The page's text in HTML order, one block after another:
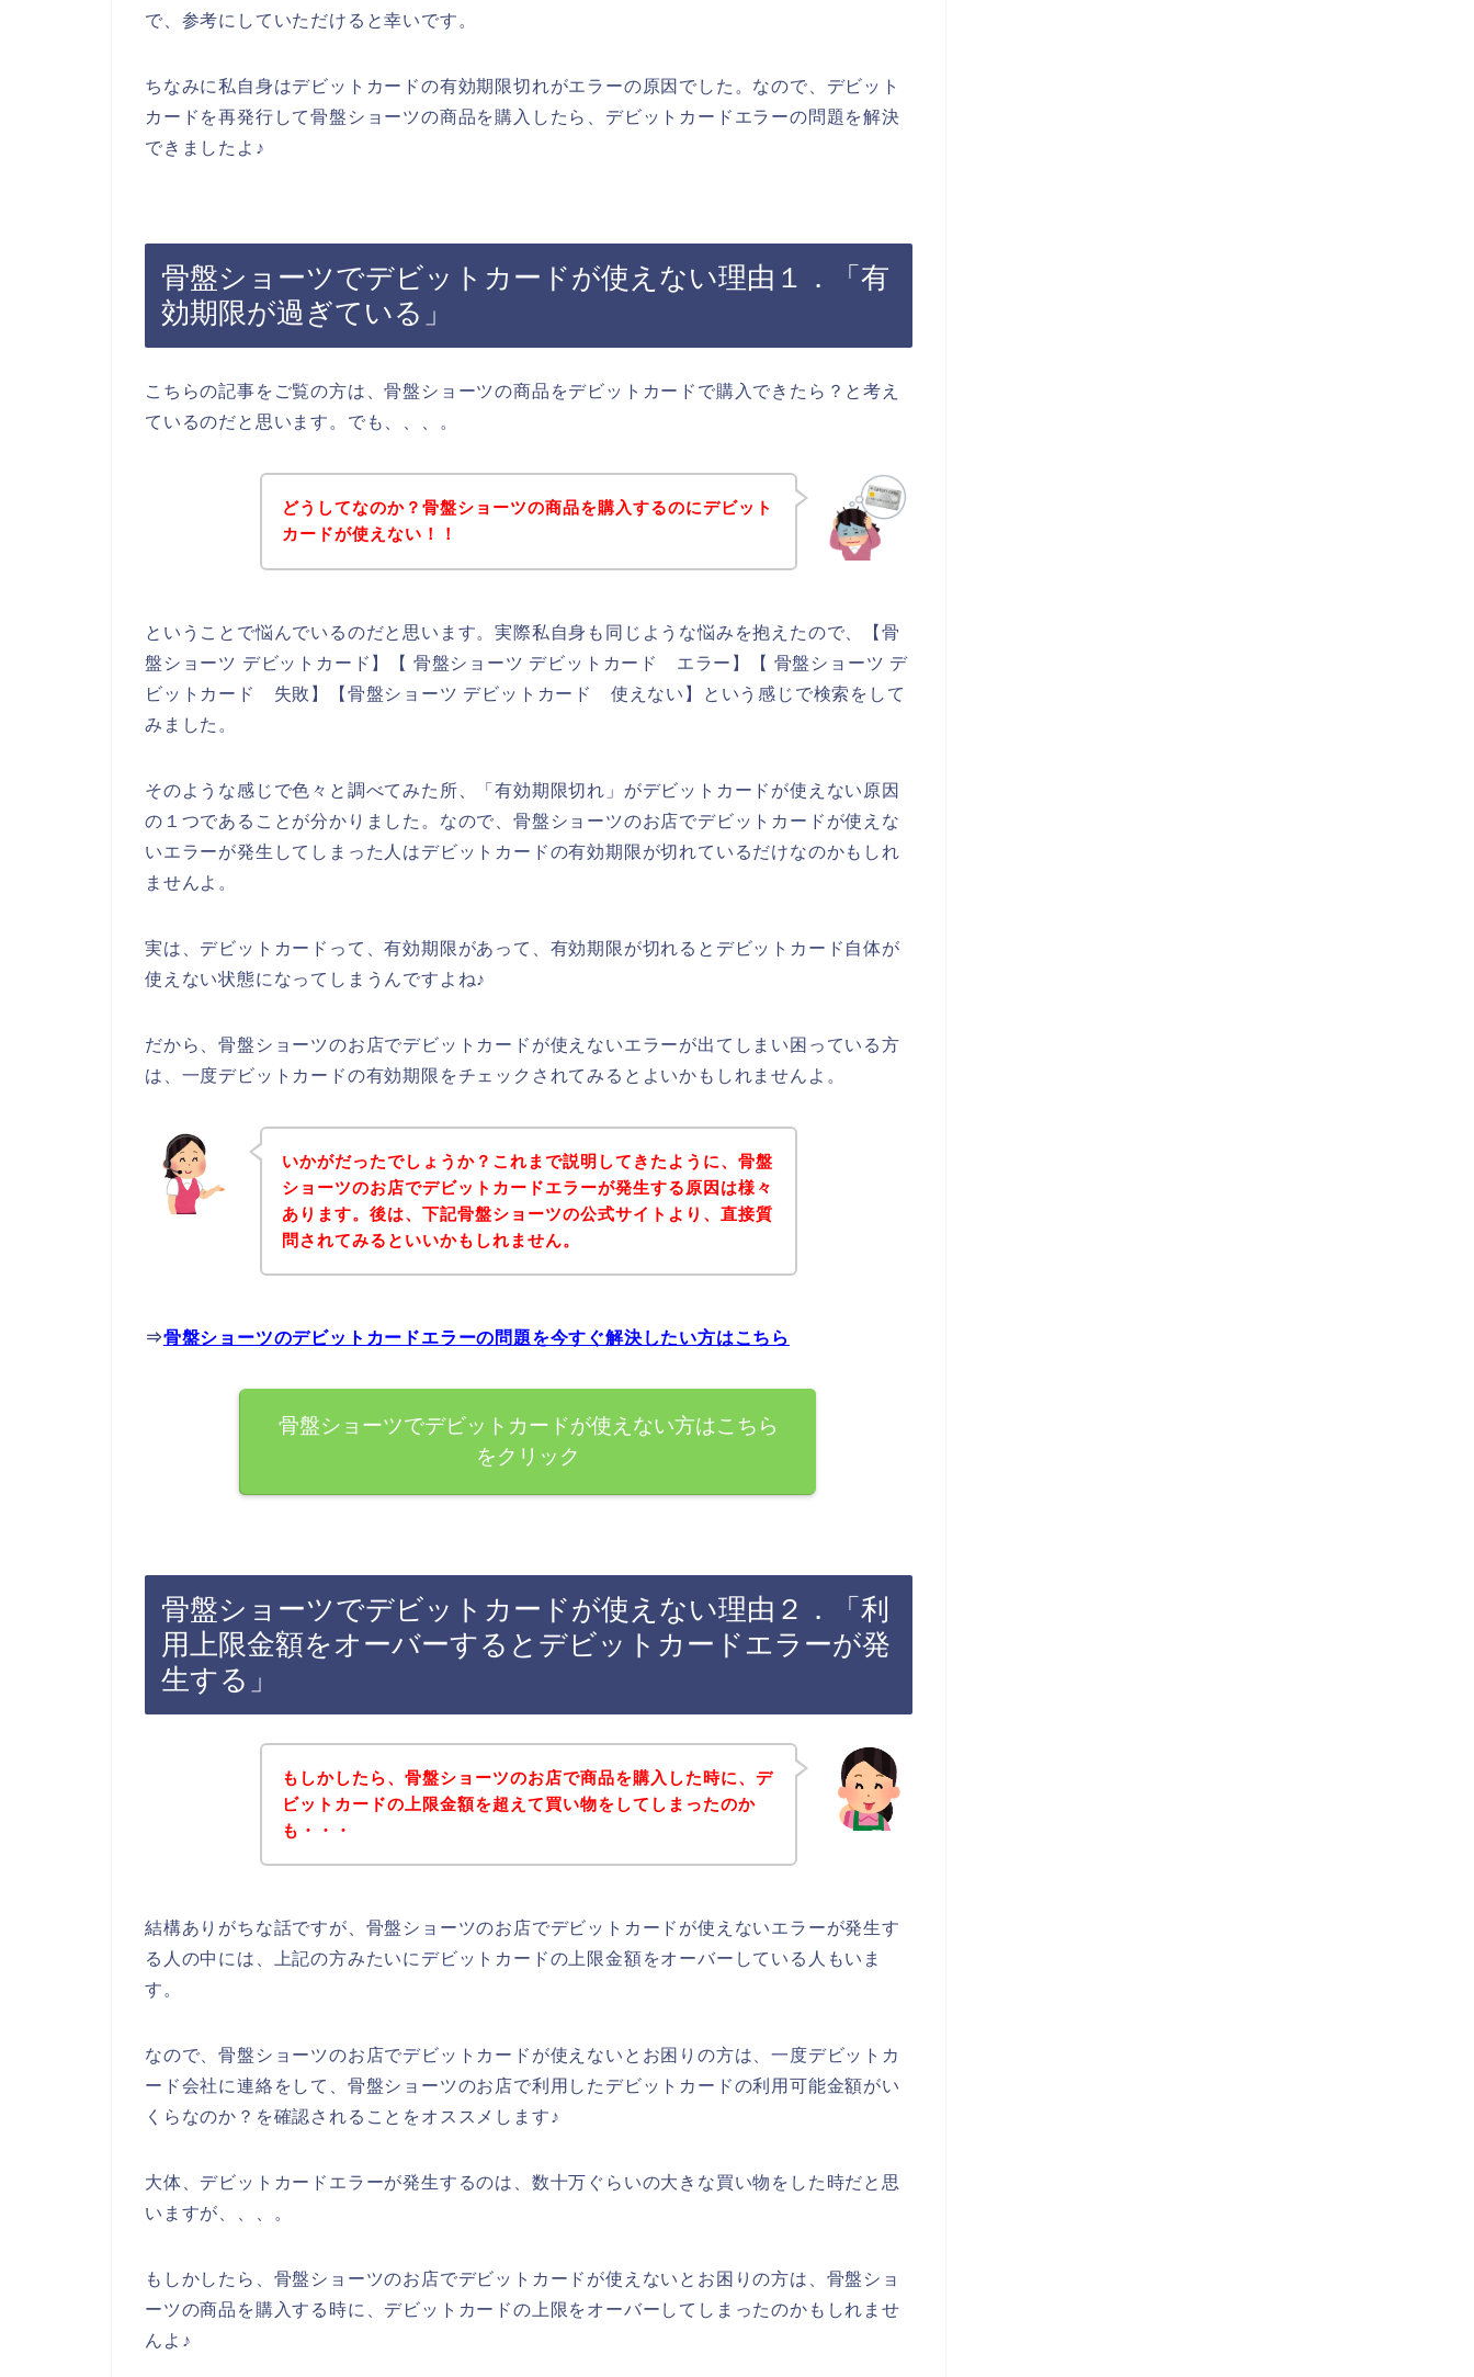
で、参考にしていただけると幸いです。
ちなみに私自身はデビットカードの有効期限切れがエラーの原因でした。なので、デビット
カードを再発行して骨盤ショーツの商品を購入したら、デビットカードエラーの問題を解決
できましたよ♪
骨盤ショーツでデビットカードが使えない理由１．「有
効期限が過ぎている」
こちらの記事をご覧の方は、骨盤ショーツの商品をデビットカードで購入できたら？と考え
ているのだと思います。でも、、、。
どうしてなのか？骨盤ショーツの商品を購入するのにデビット
カードが使えない！！
ということで悩んでいるのだと思います。実際私自身も同じような悩みを抱えたので、【骨
盤ショーツ デビットカード】【 骨盤ショーツ デビットカード エラー】【 骨盤ショーツ デ
ビットカード 失敗】【骨盤ショーツ デビットカード 使えない】という感じで検索をして
みました。
そのような感じで色々と調べてみた所、「有効期限切れ」がデビットカードが使えない原因
の１つであることが分かりました。なので、骨盤ショーツのお店でデビットカードが使えな
いエラーが発生してしまった人はデビットカードの有効期限が切れているだけなのかもしれ
ませんよ。
実は、デビットカードって、有効期限があって、有効期限が切れるとデビットカード自体が
使えない状態になってしまうんですよね♪
だから、骨盤ショーツのお店でデビットカードが使えないエラーが出てしまい困っている方
は、一度デビットカードの有効期限をチェックされてみるとよいかもしれませんよ。
いかがだったでしょうか？これまで説明してきたように、骨盤
ショーツのお店でデビットカードエラーが発生する原因は様々
あります。後は、下記骨盤ショーツの公式サイトより、直接質
問されてみるといいかもしれません。
⇒骨盤ショーツのデビットカードエラーの問題を今すぐ解決したい方はこちら
骨盤ショーツでデビットカードが使えない方はこちら
をクリック
骨盤ショーツでデビットカードが使えない理由２．「利
用上限金額をオーバーするとデビットカードエラーが発
生する」
もしかしたら、骨盤ショーツのお店で商品を購入した時に、デ
ビットカードの上限金額を超えて買い物をしてしまったのか
も・・・
結構ありがちな話ですが、骨盤ショーツのお店でデビットカードが使えないエラーが発生す
る人の中には、上記の方みたいにデビットカードの上限金額をオーバーしている人もいま
す。
なので、骨盤ショーツのお店でデビットカードが使えないとお困りの方は、一度デビットカ
ード会社に連絡をして、骨盤ショーツのお店で利用したデビットカードの利用可能金額がい
くらなのか？を確認されることをオススメします♪
大体、デビットカードエラーが発生するのは、数十万ぐらいの大きな買い物をした時だと思
いますが、、、。
もしかしたら、骨盤ショーツのお店でデビットカードが使えないとお困りの方は、骨盤ショ
ーツの商品を購入する時に、デビットカードの上限をオーバーしてしまったのかもしれませ
んよ♪